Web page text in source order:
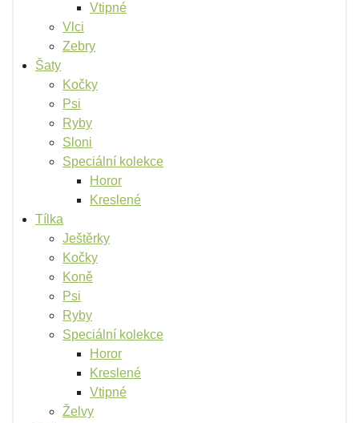
Vtipné
Vlci
Zebry
Šaty
Kočky
Psi
Ryby
Sloni
Speciální kolekce
Horor
Kreslené
Tílka
Ještěrky
Kočky
Koně
Psi
Ryby
Speciální kolekce
Horor
Kreslené
Vtipné
Želvy